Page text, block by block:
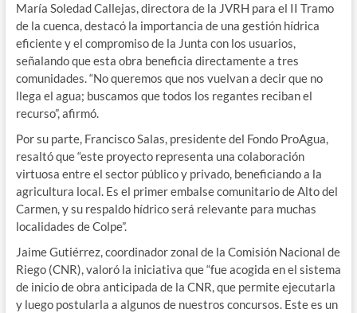
María Soledad Callejas, directora de la JVRH para el II Tramo
de la cuenca, destacó la importancia de una gestión hídrica
eficiente y el compromiso de la Junta con los usuarios,
señalando que esta obra beneficia directamente a tres
comunidades. “No queremos que nos vuelvan a decir que no
llega el agua; buscamos que todos los regantes reciban el
recurso”, afirmó.
Por su parte, Francisco Salas, presidente del Fondo ProAgua,
resaltó que “este proyecto representa una colaboración
virtuosa entre el sector público y privado, beneficiando a la
agricultura local. Es el primer embalse comunitario de Alto del
Carmen, y su respaldo hídrico será relevante para muchas
localidades de Colpe”.
Jaime Gutiérrez, coordinador zonal de la Comisión Nacional de
Riego (CNR), valoró la iniciativa que “fue acogida en el sistema
de inicio de obra anticipada de la CNR, que permite ejecutarla
y luego postularla a algunos de nuestros concursos. Este es un